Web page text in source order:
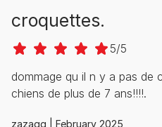
croquettes.
5/5
dommage qu il n y a pas de
chiens de plus de 7 ans!!!!.
zazagg | February 2025